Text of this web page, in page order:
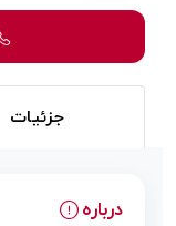
جزئیات
درباره